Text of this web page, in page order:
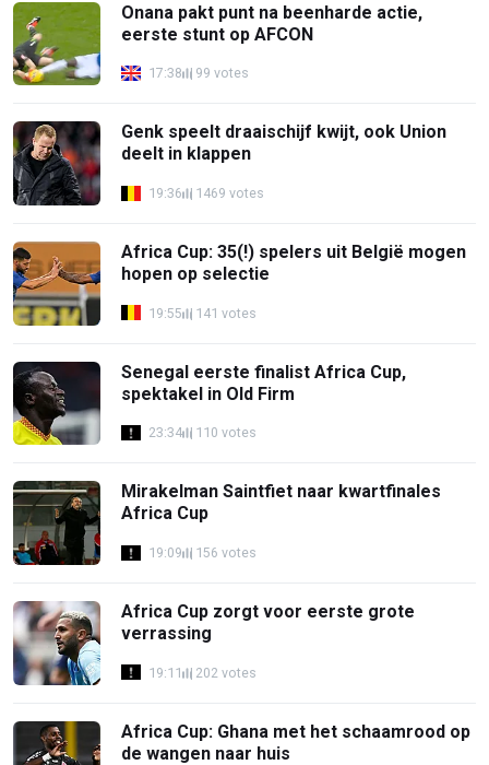
Onana pakt punt na beenharde actie,
eerste stunt op AFCON
17:38 99 votes
Genk speelt draaischijf kwijt, ook Union
deelt in klappen
19:36 1469 votes
Africa Cup: 35(!) spelers uit België mogen
hopen op selectie
19:55 141 votes
Senegal eerste finalist Africa Cup,
spektakel in Old Firm
23:34 110 votes
Mirakelman Saintfiet naar kwartfinales
Africa Cup
19:09 156 votes
Africa Cup zorgt voor eerste grote
verrassing
19:11 202 votes
Africa Cup: Ghana met het schaamrood op
de wangen naar huis